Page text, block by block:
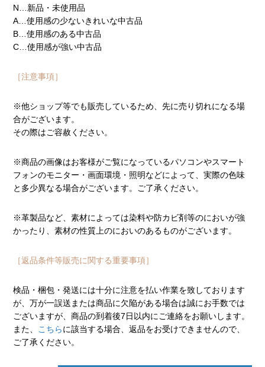
N…新品・未使用品
A…使用感の少ないきれいな中古品
B…使用感のある中古品
C…使用感が強い中古品
［注意事項］
※他ショップ等でも販売しているため、先に売り切れになる場
合がございます。
その際はご容赦ください。
※商品の画像はお客様がご覧になっているパソコンやスマート
フォンのモニター・画面環境・照明などによって、実際の色味
と多少異なる場合がございます。ご了承ください。
※革製品など、素材によっては染料や防カビ剤等のにおいが強
かったり、素材の性質上のにおいのあるものがございます。
［返品条件等販売に関する重要事項］
検品・梱包・発送には十分に注意を払い作業を致しております
が、万が一誤送または商品に欠陥がある場合は誠にお手数では
ございますが、商品の到着後7日以内にご連絡をお願いします。
また、 こちらに該当する場合、返品をお受けできませんので、
ご了承ください。